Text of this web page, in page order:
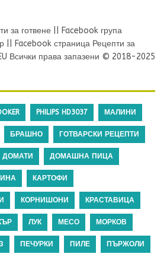
за готвене
Facebook група
Facebook страница Рецепти за
Всички права запазени © 2018-2025
PHILIPS HD3037 МАЛИНИ
БРАШНО ГОТВАРСКИ РЕЦЕПТИ
ДОМАТИ ДОМАШНА ПИЦА
КАРТОФИ
КОРНИШОНИ КРАСТАВИЦА
ЛУК МЕСО МОРКОВ
ПЕЧУРКИ ПИЛЕ ПЪРЖОЛИ